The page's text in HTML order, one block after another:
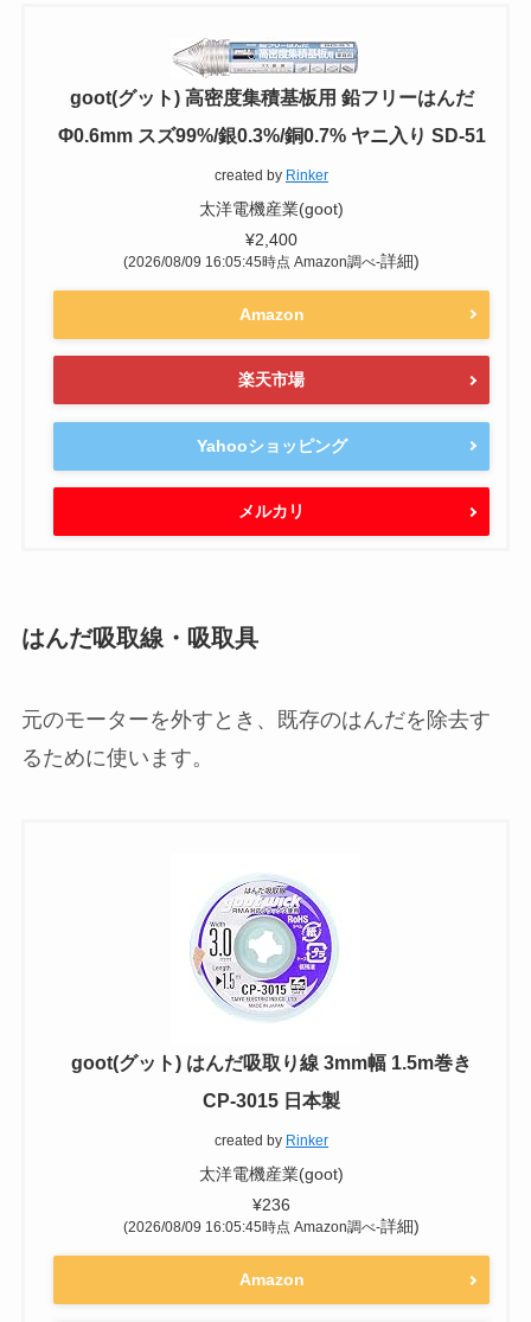
goot(グット) 高密度集積基板用 鉛フリーはんだ
Φ0.6mm スズ99%/銀0.3%/銅0.7% ヤニ入り SD-51
created by Rinker
太洋電機産業(goot)
¥2,400
(2026/08/09 16:05:45時点 Amazon調べ-詳細)
Amazon
楽天市場
Yahooショッピング
メルカリ
はんだ吸取線・吸取具
元のモーターを外すとき、既存のはんだを除去す
るために使います。
goot(グット) はんだ吸取り線 3mm幅 1.5m巻き
CP-3015 日本製
created by Rinker
太洋電機産業(goot)
¥236
(2026/08/09 16:05:45時点 Amazon調べ-詳細)
Amazon